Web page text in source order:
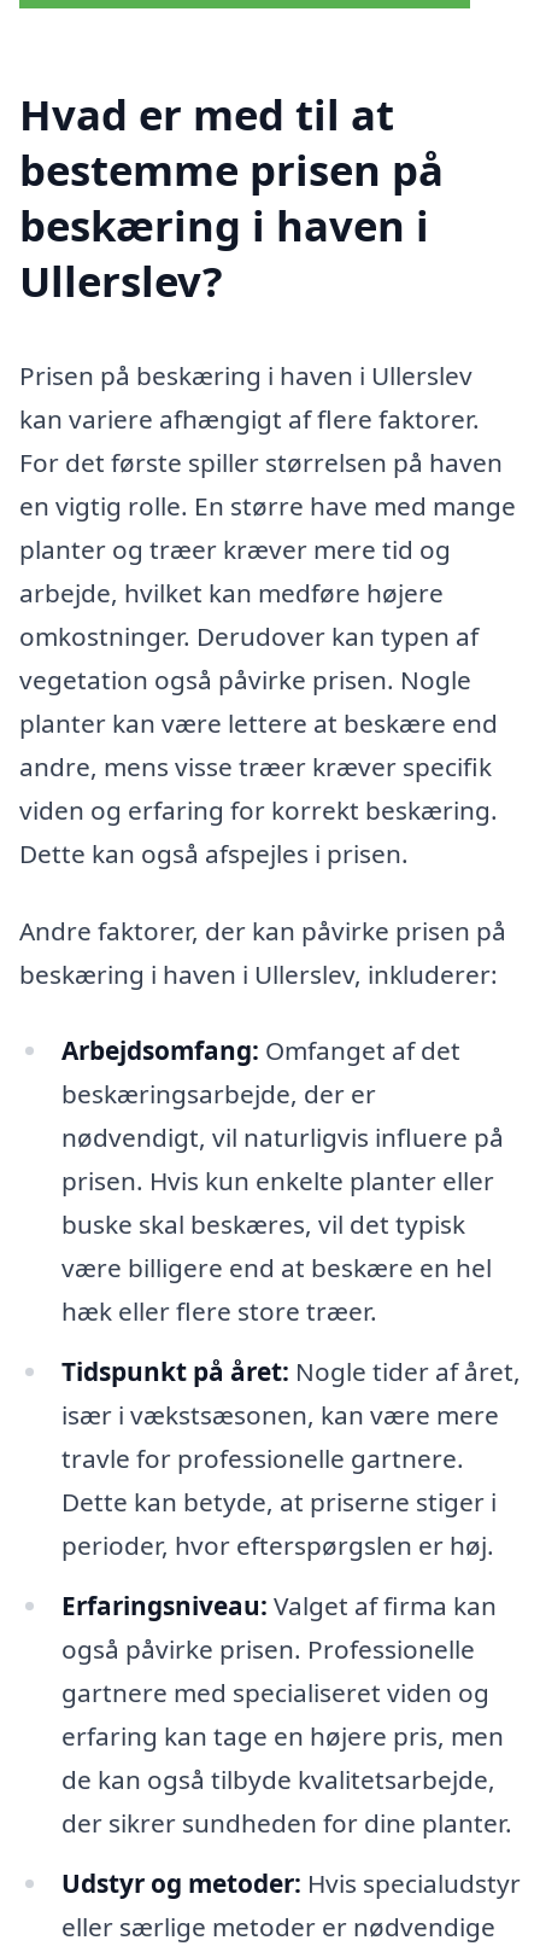
Hvad er med til at
bestemme prisen på
beskæring i haven i
Ullerslev?
Prisen på beskæring i haven i Ullerslev
kan variere afhængigt af flere faktorer.
For det første spiller størrelsen på haven
en vigtig rolle. En større have med mange
planter og træer kræver mere tid og
arbejde, hvilket kan medføre højere
omkostninger. Derudover kan typen af
vegetation også påvirke prisen. Nogle
planter kan være lettere at beskære end
andre, mens visse træer kræver specifik
viden og erfaring for korrekt beskæring.
Dette kan også afspejles i prisen.
Andre faktorer, der kan påvirke prisen på
beskæring i haven i Ullerslev, inkluderer:
Arbejdsomfang: Omfanget af det
beskæringsarbejde, der er
nødvendigt, vil naturligvis influere på
prisen. Hvis kun enkelte planter eller
buske skal beskæres, vil det typisk
være billigere end at beskære en hel
hæk eller flere store træer.
Tidspunkt på året: Nogle tider af året,
især i vækstsæsonen, kan være mere
travle for professionelle gartnere.
Dette kan betyde, at priserne stiger i
perioder, hvor efterspørgslen er høj.
Erfaringsniveau: Valget af firma kan
også påvirke prisen. Professionelle
gartnere med specialiseret viden og
erfaring kan tage en højere pris, men
de kan også tilbyde kvalitetsarbejde,
der sikrer sundheden for dine planter.
Udstyr og metoder: Hvis specialudstyr
eller særlige metoder er nødvendige